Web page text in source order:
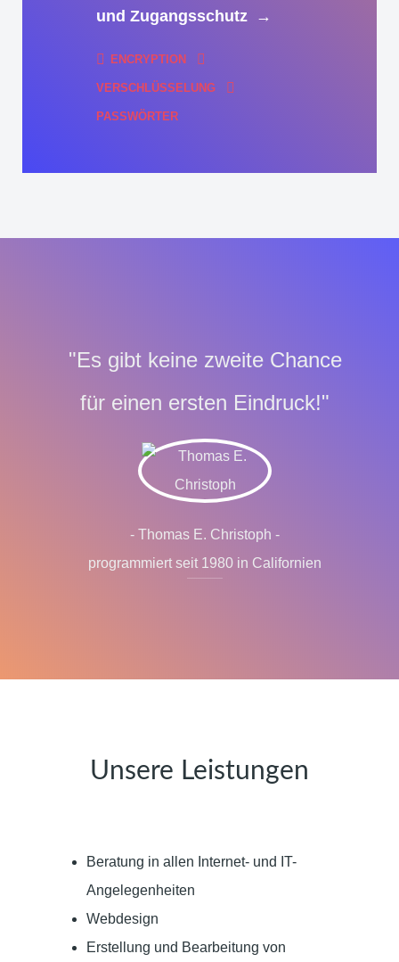
und Zugangsschutz →
ENCRYPTION
VERSCHLÜSSELUNG
PASSWÖRTER
"Es gibt keine zweite Chance
für einen ersten Eindruck!"
- Thomas E. Christoph -
programmiert seit 1980 in Californien
Unsere Leistungen
Beratung in allen Internet- und IT-
Angelegenheiten
Webdesign
Erstellung und Bearbeitung von